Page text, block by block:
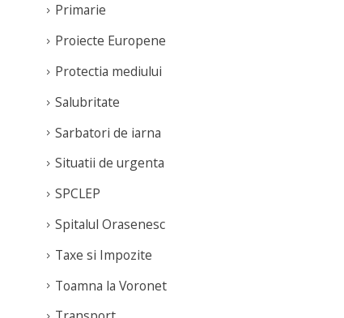
04
Mar
De 8 Martie, doamnele
si domnisoarele
schiaza gratuit pe
Partia Soimul
Primarie
Proiecte Europene
Protectia mediului
Salubritate
Sarbatori de iarna
Situatii de urgenta
SPCLEP
Spitalul Orasenesc
Taxe si Impozite
Toamna la Voronet